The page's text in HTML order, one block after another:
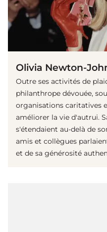
Olivia Newton-
Outre ses activités de
philanthrope dévouée,
organisations caritatives
améliorer la vie d'autrui.
s'étendaient au-delà de
amis et collègues
et de sa générosité